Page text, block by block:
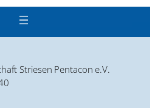
Striesen Pentacon e.V.